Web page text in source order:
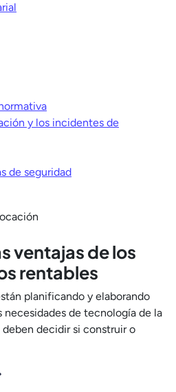
y los incidentes de
de seguridad
ventajas de los
rentables
planificando y elaborando
necesidades de tecnología de la
decidir si construir o